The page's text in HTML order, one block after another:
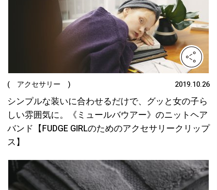
( アクセサリー ) 2019.10.26
シンプルな装いに合わせるだけで、グッと女の子ら
しい雰囲気に。《ミュールバウアー》のニットヘア
バンド【FUDGE GIRLのためのアクセサリークリップ
ス】